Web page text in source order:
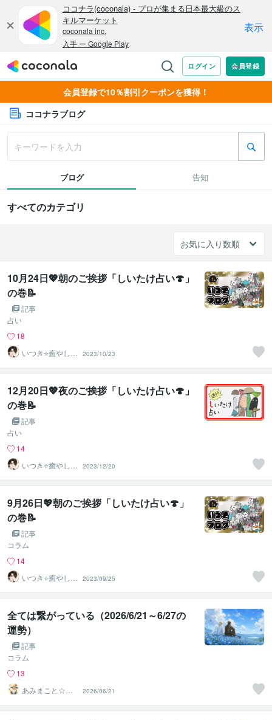
会員登録で10％割引クーポンを獲得！
ココナラブログ
ブログ 告知
すべてのカテゴリ
10月24日💖朝のご挨拶「しいたけ占い🍄」
の巻📝
記事
占い
18
いつき⭐️癒やし声
のお話相手
2023/10/23
12月20日💖夜のご挨拶「しいたけ占い🍄」
の巻📝
記事
占い
14
いつき⭐️癒やし声
のお話相手
2023/12/20
9月26日💖朝のご挨拶「しいたけ占い🍄」
の巻📝
記事
コラム
14
いつき⭐️癒やし声
のお話相手
2023/09/25
全ては繋がっている（2026/6/21～6/27の
運勢）
記事
コラム
13
あみまこと☆天
使の伝言☆メッ
センジャー
2026/06/21